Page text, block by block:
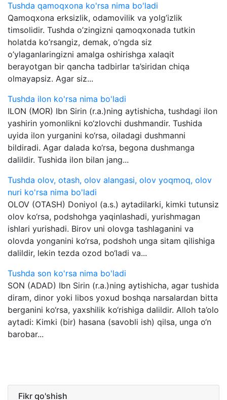
Tushda qamoqxona ko'rsa nima bo'ladi
Qamoqxona erksizlik, odamovilik va yolg’izlik
timsolidir. Tushda o’zingizni qamoqxonada tutkin
holatda ko’rsangiz, demak, o’ngda siz
o’ylaganlaringizni amalga oshirishga xalaqit
berayotgan bir qancha tadbirlar ta’siridan chiqa
olmayapsiz. Agar siz...
Tushda ilon ko'rsa nima bo'ladi
ILON (MOR) Ibn Sirin (r.a.)ning aytishicha, tushdagi ilon
yashirin yomonlikni ko‘zlovchi dushmandir. Tushida
uyida ilon yurganini ko‘rsa, oiladagi dushmanni
bildiradi. Agar dalada ko‘rsa, begona dushmanga
dalildir. Tushida ilon bilan jang...
Tushda olov, otash, olov alangasi, olov yoqmoq, olov
nuri ko'rsa nima bo'ladi
OLOV (OTASH) Doniyol (a.s.) aytadilarki, kimki tutunsiz
olov ko‘rsa, podshohga yaqinlashadi, yurishmagan
ishlari yurishadi. Birov uni olovga tashlaganini va
olovda yonganini ko‘rsa, podshoh unga sitam qilishiga
dalildir, lekin tezda ozod bo‘ladi va...
Tushda son ko'rsa nima bo'ladi
SON (ADAD) Ibn Sirin (r.a.)ning aytishicha, agar tushida
diram, dinor yoki libos yoxud boshqa narsalardan bitta
berganini ko‘rsa, yaxshilik ko‘rishiga dalildir. Alloh ta’olo
aytadi: Kimki (bir) hasana (savobli ish) qilsa, unga o‘n
barobar...
Fikr qo'shish